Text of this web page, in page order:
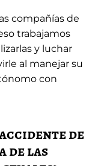
compañías de
trabajamos
y luchar
al manejar su
con
de
de las